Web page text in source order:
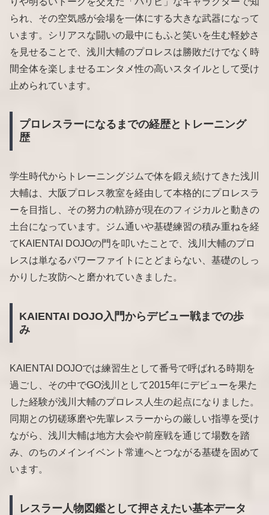
られ、その空気感が会場を一体にする大きな武器になって
います。シリアスな闘いの最中にもふと笑いを生む軽妙さ
を見せることで、浅川大輔のプロレスは勝敗だけでなく時
間全体を楽しませるエンタメ性の高いスタイルとして受け
止められています。
プロレスラーになるまでの経歴とトレーニング
歴
学生時代からトレーニングジムで体を鍛え続けてきた浅川
大輔は、大阪プロレス教室を経由して本格的にプロレスラ
ーを目指し、その努力の軌跡が現在のフィジカルと動きの
土台になっています。ジム通いや基礎練習の積み重ねを経
てKAIENTAI DOJOの門を叩いたことで、浅川大輔のプロ
レスは単なるパワーファイトにとどまらない、基礎のしっ
かりした攻防へと磨かれていきました。
KAIENTAI DOJO入門からデビュー戦までの歩
み
KAIENTAI DOJOでは練習生として番号で呼ばれる時期を
過ごし、その中でGO浅川として2015年にデビューを果た
した経験が浅川大輔のプロレス人生の起点になりました。
同期との切磋琢磨や先輩レスラーからの厳しい指導を受け
ながら、浅川大輔は地方大会や前座戦を通じて場数を踏
み、のちのメインイベント常連へとつながる基礎を固めて
います。
レスラー人物図鑑として押さえたい基本データ